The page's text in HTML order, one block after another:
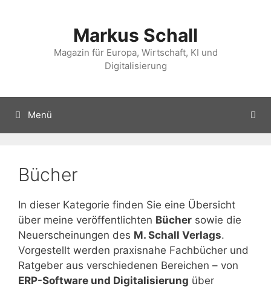
Markus Schall
Magazin für Europa, Wirtschaft, KI und
Digitalisierung
Menü
Bücher
In dieser Kategorie finden Sie eine Übersicht
über meine veröffentlichten Bücher sowie die
Neuerscheinungen des M. Schall Verlags.
Vorgestellt werden praxisnahe Fachbücher und
Ratgeber aus verschiedenen Bereichen – von
ERP-Software und Digitalisierung über